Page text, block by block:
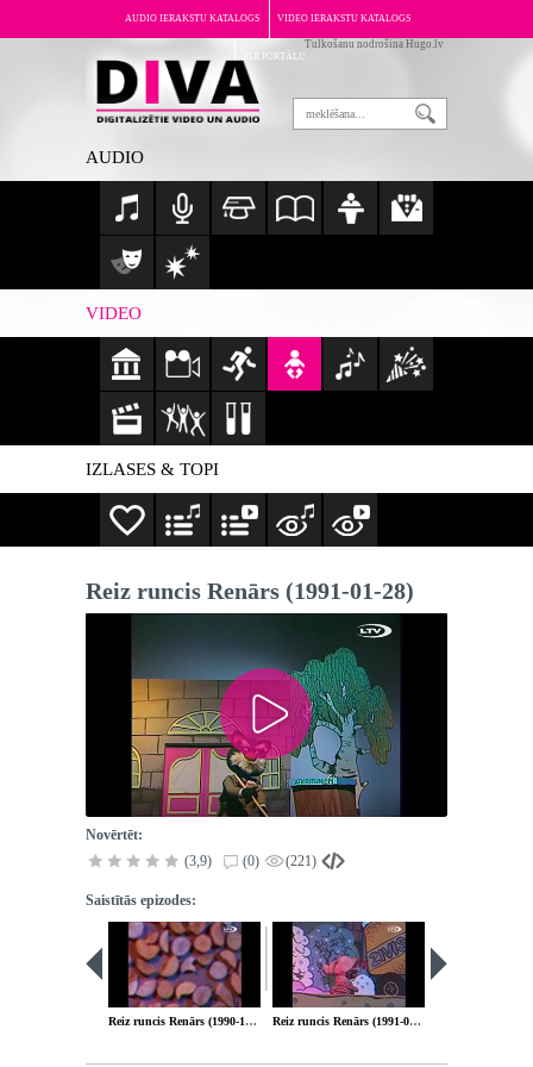
AUDIO IERAKSTU KATALOGS VIDEO IERAKSTU KATALOGS
PAR PORTĀLU
Tulkošanu nodrošina Hugo.lv
AUDIO
VIDEO
IZLASES & TOPI
Reiz runcis Renārs (1991-01-28)
Novērtēt:
(3,9)
(0) (221)
Saistītās epizodes:
Reiz runcis Renārs (1990-12-17) Reiz runcis Renārs (1991-03-25)